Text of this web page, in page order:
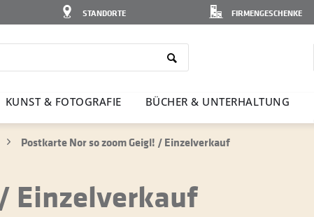
FIRMENGESCHENKE
STANDORTE
KUNST & FOTO­GRAFIE BÜCHER & UNTER­HAL­TUNG
Postkarte Nor so zoom Geigl! / Einzelverkauf
Einzelverkauf